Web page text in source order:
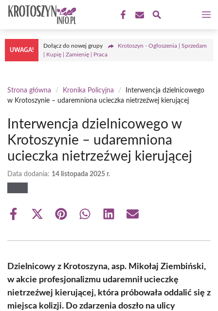
Przejdź
treści
UWAGA!
Dołącz do nowej grupy
Krotoszyn - Ogłoszenia | Sprzedam
| Kupię | Zamienię | Praca
Strona główna / Kronika Policyjna /
Interwencja dzielnicowego
w Krotoszynie – udaremniona ucieczka nietrzeźwej kierującej
Interwencja dzielnicowego w
Krotoszynie – udaremniona
ucieczka nietrzeźwej kierującej
Data dodania: 14 listopada 2025 r.
Share
Share
(Twitter)
Share Share Share Share
Dzielnicowy z Krotoszyna, asp. Mikołaj Ziembiński,
w akcie profesjonalizmu udaremnił ucieczkę
nietrzeźwej kierującej, która próbowała oddalić się z
miejsca kolizji. Do zdarzenia doszło na ulicy